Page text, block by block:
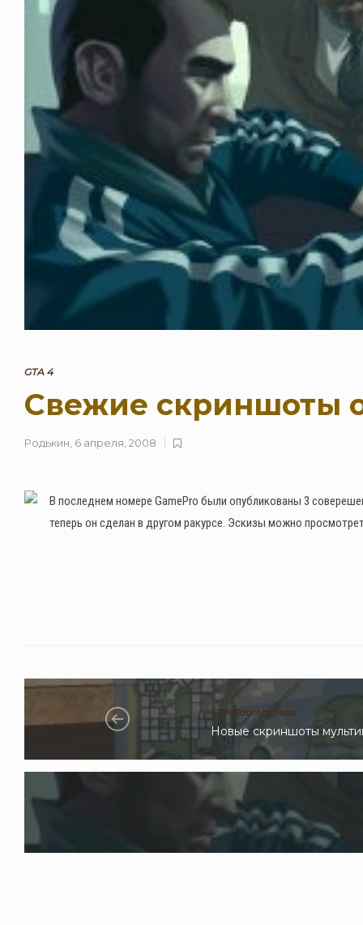
GTA 4
Свежие скриншоты
Родькин 6 апреля, 2008
В последнем номере GamePro были опубликованы 3
теперь он сделан в другом ракурсе. Эскизы можно
GTA San Andreas
Новые скриншоты